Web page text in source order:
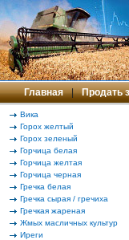
Главная | Продать
Вика
Горох желтый
Горох зеленый
Горчица белая
Горчица желтая
Горчица черная
Гречка белая
Гречка сырая / гречиха
Гречкая жареная
Жмых масличных культур
Иреги